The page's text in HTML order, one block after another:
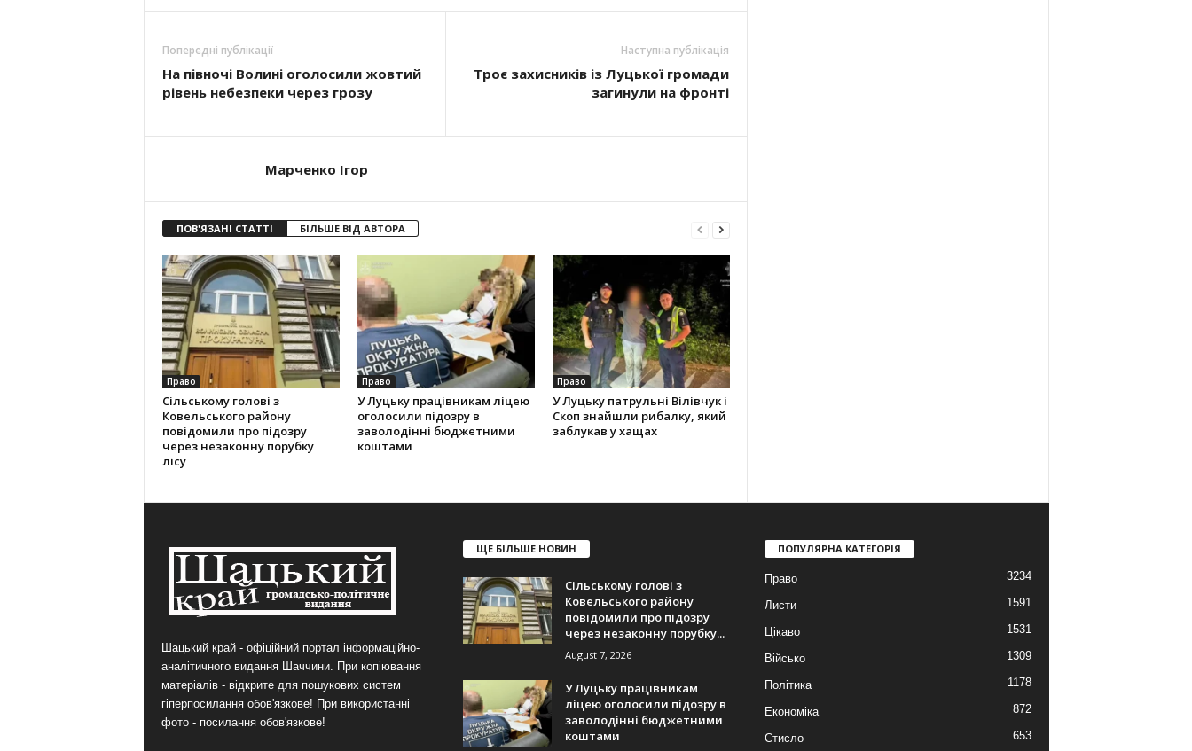
Попередні публікації
На півночі Волині оголосили жовтий
рівень небезпеки через грозу
Наступна публікація
Троє захисників із Луцької громади
загинули на фронті
Марченко Ігор
ПОВ'ЯЗАНІ СТАТТІ БІЛЬШЕ ВІД АВТОРА
Право
Сільському голові з
Ковельського району
повідомили про підозру
через незаконну порубку
лісу
Право
У Луцьку працівникам ліцею
оголосили підозру в
заволодінні бюджетними
коштами
Право
У Луцьку патрульні Вілівчук і
Скоп знайшли рибалку, який
заблукав у хащах
Шацький край - офіційний портал інформаційно-
аналітичного видання Шаччини. При копіювання
матеріалів - відкрите для пошукових систем
гіперпосилання обов'язкове! При використанні
фото - посилання обов'язкове!
ЩЕ БІЛЬШЕ НОВИН
Сільському голові з
Ковельського району
повідомили про підозру
через незаконну порубку...
August 7, 2026
У Луцьку працівникам
ліцею оголосили підозру в
заволодінні бюджетними
коштами
ПОПУЛЯРНА КАТЕГОРІЯ
Право 3234
Листи 1591
Цікаво 1531
Військо 1309
Політика 1178
Економіка 872
Стисло 653